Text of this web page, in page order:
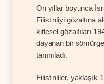
On yıllar boyunca
Filistinliyi gözaltına
kitlesel gözaltıları
dayanan bir
tanımladı.
Filistinliler, yaklaşık